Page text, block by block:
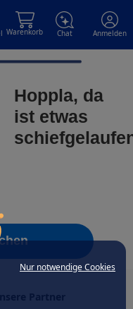
Nur notwendige Cookies
Warenkorb Chat Anmelden
Hoppla, da
ist etwas